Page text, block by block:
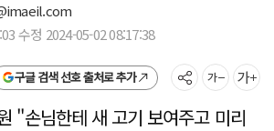
수정 2024-05-02 08:17:38
구글 검색 선호 출처로 추가
"손님한테 새 고기 보여주고 미리